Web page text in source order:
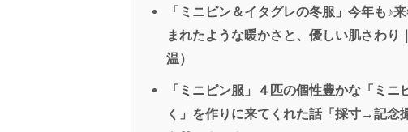
「ミニピン＆イタグレの冬服」今年も♪
まれたような暖かさと、優しい肌さわ
温）
「ミニピン服」４匹の個性豊かな「ミ
く」を作りに来てくれた話「採寸→記